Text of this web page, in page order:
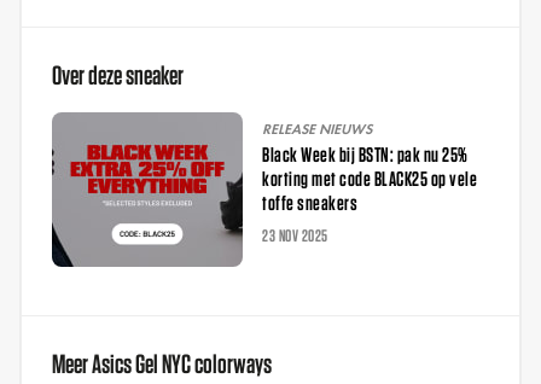
Over deze sneaker
RELEASE NIEUWS
Black Week bij BSTN: pak nu 25%
korting met code BLACK25 op vele
toffe sneakers
23 NOV 2025
Meer Asics Gel NYC colorways